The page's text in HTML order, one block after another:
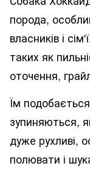
порода,
власників і
таких як
оточення,
Їм
зупиняються,
дуже рухливі,
полювати і